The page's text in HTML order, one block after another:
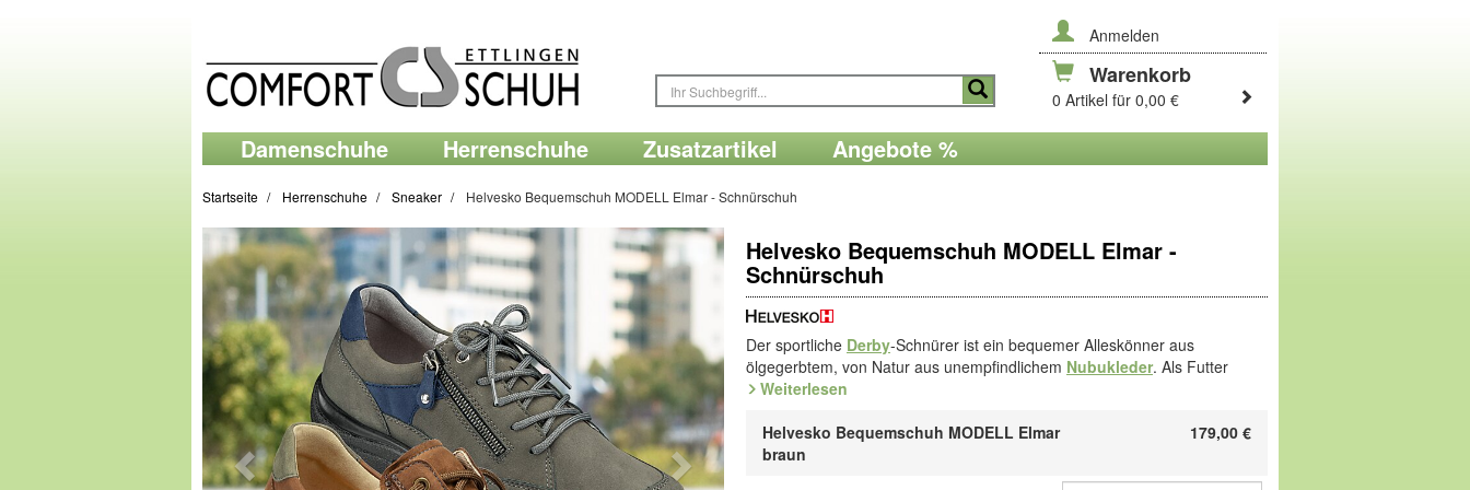
Anmelden
Warenkorb
0 Artikel für 0,00 €
Damenschuhe Herrenschuhe Zusatzartikel Angebote %
Startseite Herrenschuhe Sneaker Helvesko Bequemschuh MODELL Elmar - Schnürschuh
Helvesko Bequemschuh MODELL Elmar -
Schnürschuh
Der sportliche Derby-Schnürer ist ein bequemer Alleskönner aus
ölgegerbtem, von Natur aus unempfindlichem Nubukleder. Als Futter
fußtrocknende Dry Clim-Mikrofaser, gepolstert an Rand und Ferse.
Fließend abrollendeExplorer-Sohle aus PU, austauschbares Fußbett.
Trockenes Schuhklima: Dafür sorgt Dry Clim, eine weiche und leicht
Weiterlesen
Helvesko Bequemschuh MODELL Elmar
braun
179,00 €